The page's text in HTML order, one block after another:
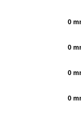
0
0
0
0